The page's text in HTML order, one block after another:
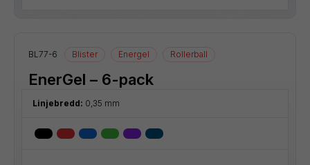
BL77-6 Blister Energel Rollerball
EnerGel – 6-pack
Linjebredd: 0,35 mm